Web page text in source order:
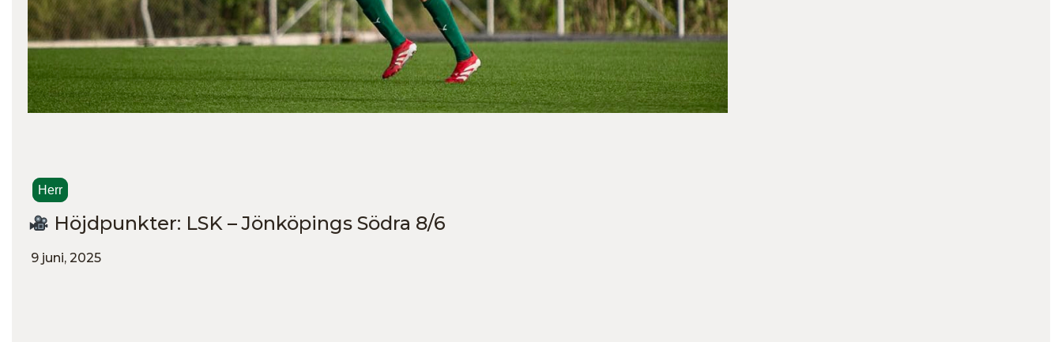
Herr
Höjdpunkter: LSK – Jönköpings Södra 8/6
9 juni, 2025